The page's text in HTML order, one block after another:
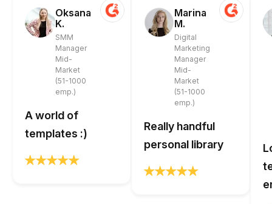
Oksana
K.
SMM
Manager
Mid-
Market
(51-1000
emp.)
A world of
templates :)
Marina
M.
Digital
Marketing
Manager
Mid-
Market
(51-1000
emp.)
Really handful
personal library